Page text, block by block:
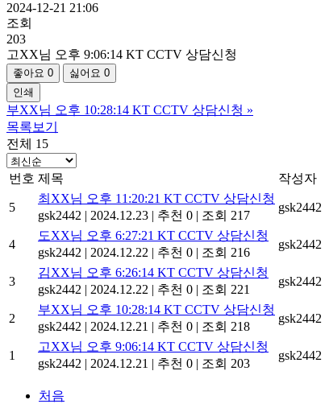
2024-12-21 21:06
조회
203
고XX님 오후 9:06:14 KT CCTV 상담신청
좋아요 0 싫어요 0
인쇄
부XX님 오후 10:28:14 KT CCTV 상담신청 »
목록보기
전체 15
번호 제목 작성자
5
최XX님 오후 11:20:21 KT CCTV 상담신청
gsk2442 | 2024.12.23 | 추천 0 | 조회 217
gsk2442
4
도XX님 오후 6:27:21 KT CCTV 상담신청
gsk2442 | 2024.12.22 | 추천 0 | 조회 216
gsk2442
3
김XX님 오후 6:26:14 KT CCTV 상담신청
gsk2442 | 2024.12.22 | 추천 0 | 조회 221
gsk2442
2
부XX님 오후 10:28:14 KT CCTV 상담신청
gsk2442 | 2024.12.21 | 추천 0 | 조회 218
gsk2442
1
고XX님 오후 9:06:14 KT CCTV 상담신청
gsk2442 | 2024.12.21 | 추천 0 | 조회 203
gsk2442
처음